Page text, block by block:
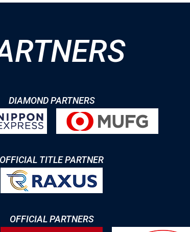
DIAMOND PARTNERS
OFFICIAL TITLE PARTNER
OFFICIAL PARTNERS